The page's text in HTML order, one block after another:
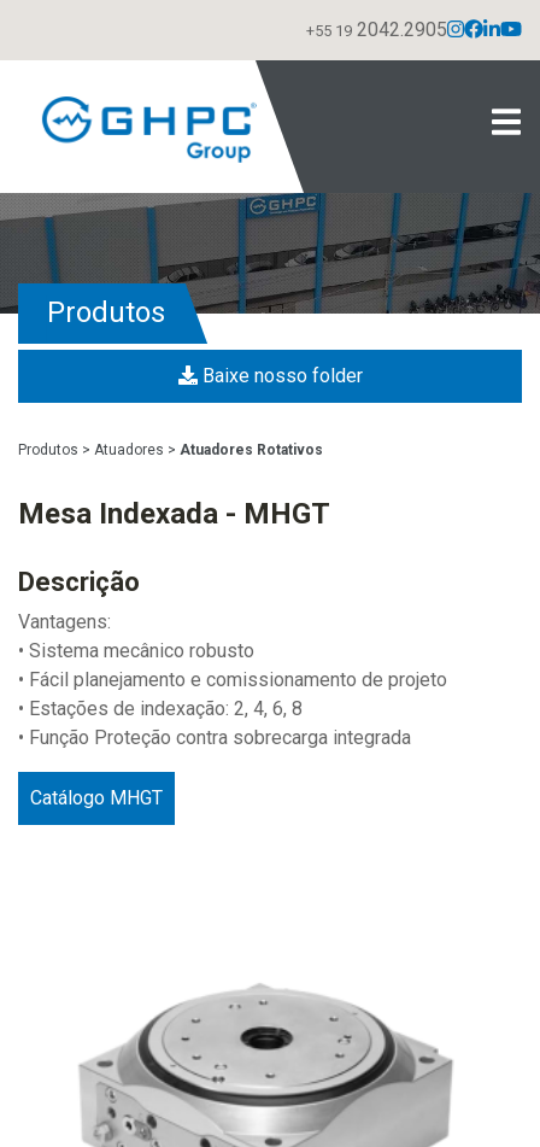
+55 19 2042.2905
Produtos
Baixe nosso folder
Produtos > Atuadores > Atuadores Rotativos
Mesa Indexada - MHGT
Descrição
Vantagens:
• Sistema mecânico robusto
• Fácil planejamento e comissionamento de projeto
• Estações de indexação: 2, 4, 6, 8
• Função Proteção contra sobrecarga integrada
Catálogo MHGT